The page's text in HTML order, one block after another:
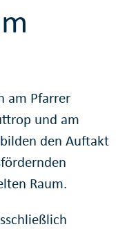
am Pfarrer
und am
den Auftakt
Raum.